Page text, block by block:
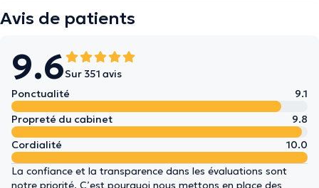
Avis de patients
9.6Sur 351 avis
Ponctualité
9.1
Propreté du cabinet
9.8
Cordialité
10.0
La confiance et la transparence dans les évaluations sont
notre priorité. C’est pourquoi nous mettons en place des